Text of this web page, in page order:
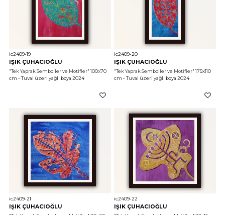
ic2409-19
IŞIK ÇUHACIOĞLU
"Tek Yaprak Semboller ve Motifler" 100x70
cm - Tuval üzeri yağlı boya 2024
ic2409-20
IŞIK ÇUHACIOĞLU
"Tek Yaprak Semboller ve Motifler" 175x110
cm - Tuval üzeri yağlı boya 2024
ic2409-21
IŞIK ÇUHACIOĞLU
ic2409-22
IŞIK ÇUHACIOĞLU